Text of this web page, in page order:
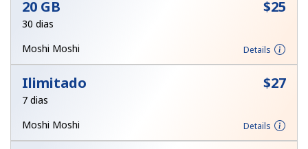
20 GB ⁦$25⁩
30 dias
Moshi Moshi
Details
Ilimitado ⁦$27⁩
7 dias
Moshi Moshi
Details